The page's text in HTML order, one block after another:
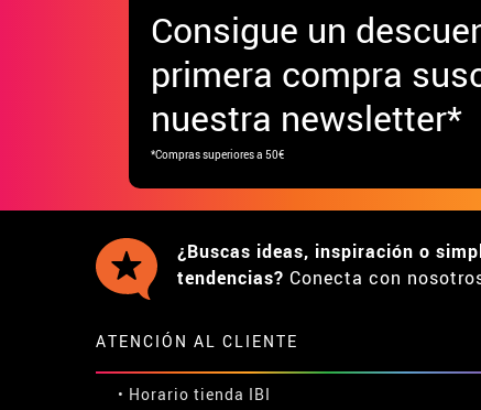
Consigue un
primera compra
nuestra newsletter*
*Compras superiores a 50€
¿Buscas ideas, inspiración o
tendencias? Conecta con
ATENCIÓN AL CLIENTE
• Horario tienda IBI